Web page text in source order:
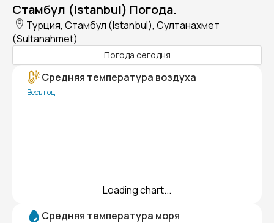
Стамбул (Istanbul) Погода.
Турция, Стамбул (Istanbul), Султанахмет
(Sultanahmet)
Погода сегодня
Средняя температура воздуха
Весь год
Loading chart...
Средняя температура моря